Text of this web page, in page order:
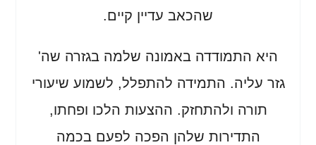
שהכאב עדיין קיים.
היא התמודדה באמונה שלמה בגזרה שה'
גזר עליה. התמידה להתפלל, לשמוע שיעורי
תורה ולהתחזק. ההצעות הלכו ופחתו,
התדירות שלהן הפכה לפעם בכמה